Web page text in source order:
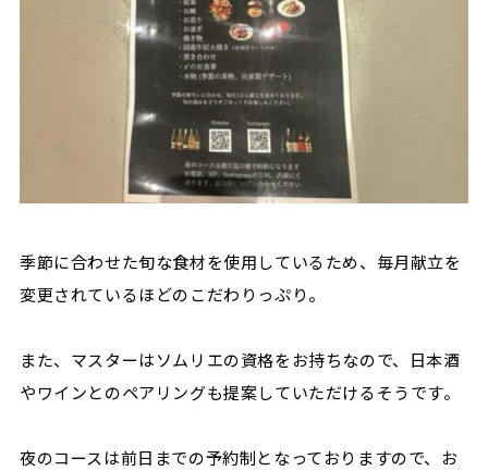
季節に合わせた旬な食材を使用しているため、毎月献立を
変更されているほどのこだわりっぷり。
また、マスターはソムリエの資格をお持ちなので、日本酒
やワインとのペアリングも提案していただけるそうです。
夜のコースは前日までの予約制となっておりますので、お